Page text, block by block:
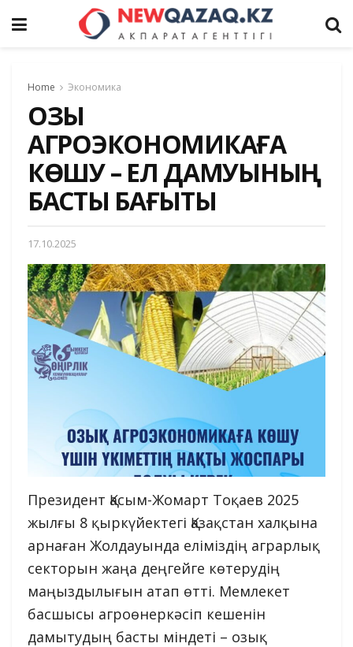
Home Экономика
ОЗЫҚ
АГРОЭКОНОМИКАҒА
КӨШУ – ЕЛ ДАМУЫНЫҢ
БАСТЫ БАҒЫТЫ
17.10.2025
Президент Қасым-Жомарт Тоқаев 2025
жылғы 8 қыркүйектегі Қазақстан халқына
арнаған Жолдауында еліміздің аграрлық
секторын жаңа деңгейге көтерудің
маңыздылығын атап өтті. Мемлекет
басшысы агроөнеркәсіп кешенін
дамытудың басты міндеті – озық